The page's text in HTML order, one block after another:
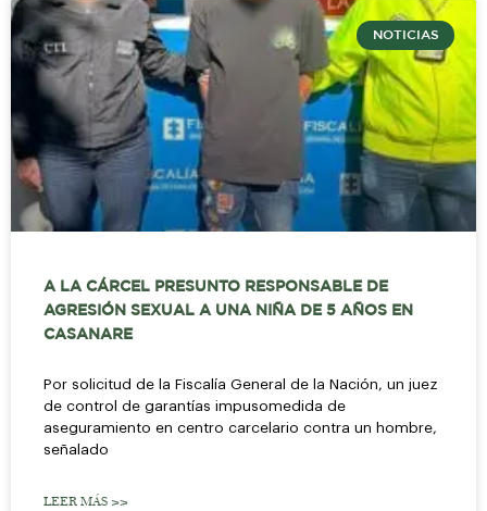
NOTICIAS
A LA CÁRCEL PRESUNTO RESPONSABLE DE
AGRESIÓN SEXUAL A UNA NIÑA DE 5 AÑOS EN
CASANARE
Por solicitud de la Fiscalía General de la Nación, un juez
de control de garantías impusomedida de
aseguramiento en centro carcelario contra un hombre,
señalado
LEER MÁS >>